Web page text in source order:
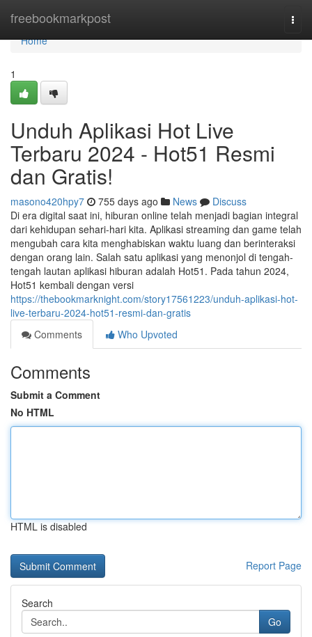
freebookmarkpost
Home
Home
1
Unduh Aplikasi Hot Live
Terbaru 2024 - Hot51 Resmi
dan Gratis!
masono420hpy7 755 days ago News
Discuss
Di era digital saat ini, hiburan online telah menjadi bagian integral
dari kehidupan sehari-hari kita. Aplikasi streaming dan game telah
mengubah cara kita menghabiskan waktu luang dan berinteraksi
dengan orang lain. Salah satu aplikasi yang menonjol di tengah-
tengah lautan aplikasi hiburan adalah Hot51. Pada tahun 2024,
Hot51 kembali dengan versi
https://thebookmarknight.com/story17561223/unduh-aplikasi-hot-
live-terbaru-2024-hot51-resmi-dan-gratis
Comments
Who Upvoted
Comments
Submit a Comment
No HTML
HTML is disabled
Report Page
Search
Go